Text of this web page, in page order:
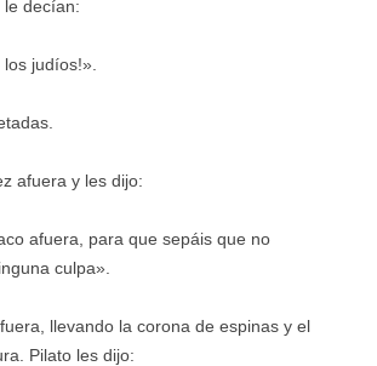
le decían:
judíos!».
afuera y les dijo:
afuera, para que sepáis que no
culpa».
llevando la corona de espinas y el
Pilato les dijo: